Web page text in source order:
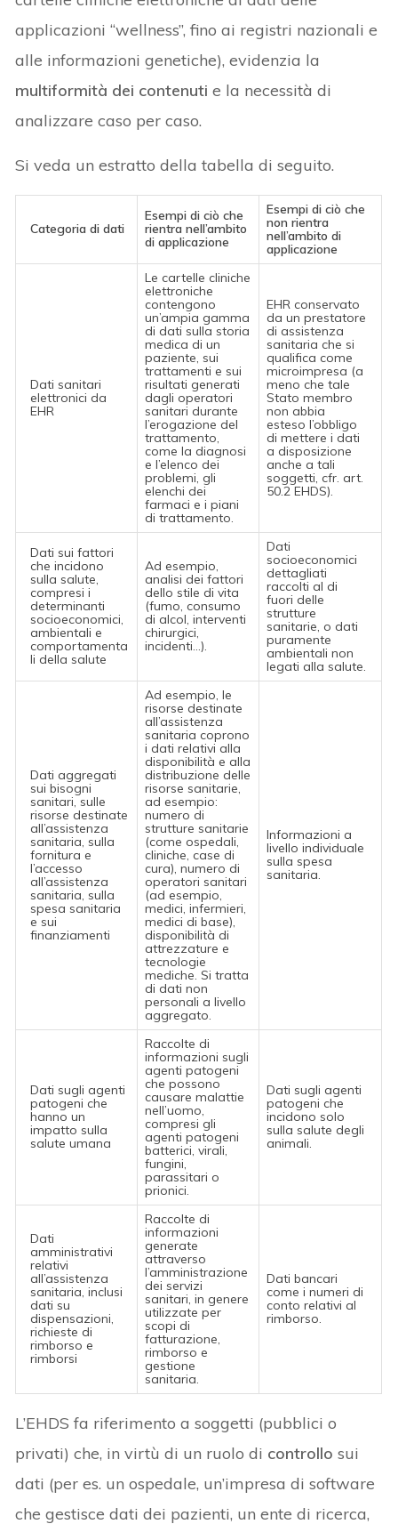
applicazioni “wellness”, fino ai registri nazionali e
alle informazioni genetiche), evidenzia la
multiformità dei contenuti e la necessità di
analizzare caso per caso.
Si veda un estratto della tabella di seguito.
Categoria di dati
Esempi di ciò che
rientra nell’ambito
di applicazione
Esempi di ciò che
non rientra
nell’ambito di
applicazione
Dati sanitari
elettronici da
EHR
Le cartelle cliniche
elettroniche
contengono
un’ampia gamma
di dati sulla storia
medica di un
paziente, sui
trattamenti e sui
risultati generati
dagli operatori
sanitari durante
l’erogazione del
trattamento,
come la diagnosi
e l’elenco dei
problemi, gli
elenchi dei
farmaci e i piani
di trattamento.
EHR conservato
da un prestatore
di assistenza
sanitaria che si
qualifica come
microimpresa (a
meno che tale
Stato membro
non abbia
esteso l’obbligo
di mettere i dati
a disposizione
anche a tali
soggetti, cfr. art.
50.2 EHDS).
Dati sui fattori
che incidono
sulla salute,
compresi i
determinanti
socioeconomici,
ambientali e
comportamenta
li della salute
Ad esempio,
analisi dei fattori
dello stile di vita
(fumo, consumo
di alcol, interventi
chirurgici,
incidenti…).
Dati
socioeconomici
dettagliati
raccolti al di
fuori delle
strutture
sanitarie, o dati
puramente
ambientali non
legati alla salute.
Dati aggregati
sui bisogni
sanitari, sulle
risorse destinate
all’assistenza
sanitaria, sulla
fornitura e
l’accesso
all’assistenza
sanitaria, sulla
spesa sanitaria
e sui
finanziamenti
Ad esempio, le
risorse destinate
all’assistenza
sanitaria coprono
i dati relativi alla
disponibilità e alla
distribuzione delle
risorse sanitarie,
ad esempio:
numero di
strutture sanitarie
(come ospedali,
cliniche, case di
cura), numero di
operatori sanitari
(ad esempio,
medici, infermieri,
medici di base),
disponibilità di
attrezzature e
tecnologie
mediche. Si tratta
di dati non
personali a livello
aggregato.
Informazioni a
livello individuale
sulla spesa
sanitaria.
Dati sugli agenti
patogeni che
hanno un
impatto sulla
salute umana
Raccolte di
informazioni sugli
agenti patogeni
che possono
causare malattie
nell’uomo,
compresi gli
agenti patogeni
batterici, virali,
fungini,
parassitari o
prionici.
Dati sugli agenti
patogeni che
incidono solo
sulla salute degli
animali.
Dati
amministrativi
relativi
all’assistenza
sanitaria, inclusi
dati su
dispensazioni,
richieste di
rimborso e
rimborsi
Raccolte di
informazioni
generate
attraverso
l’amministrazione
dei servizi
sanitari, in genere
utilizzate per
scopi di
fatturazione,
rimborso e
gestione
sanitaria.
Dati bancari
come i numeri di
conto relativi al
rimborso.
L’EHDS fa riferimento a soggetti (pubblici o
privati) che, in virtù di un ruolo di controllo sui
dati (per es. un ospedale, un’impresa di software
che gestisce dati dei pazienti, un ente di ricerca,